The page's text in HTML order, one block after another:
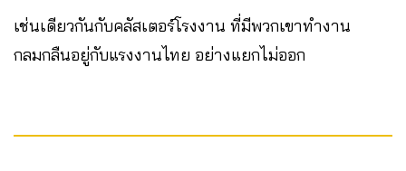
เช่นเดียวกันกับคลัสเตอร์โรงงาน ที่มีพวกเขาทำงาน
กลมกลืนอยู่กับแรงงานไทย อย่างแยกไม่ออก